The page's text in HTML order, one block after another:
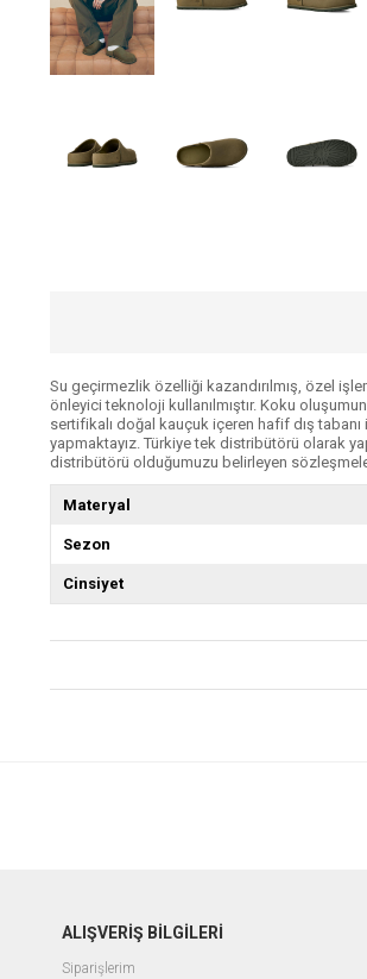
Su geçirmezlik özelliği kazandırılmış, özel
önleyici teknoloji kullanılmıştır. Koku
sertifikalı doğal kauçuk içeren hafif dış tabanı
yapmaktayız. Türkiye tek distribütörü olarak
distribütörü olduğumuzu belirleyen
Materyal
Sezon
Cinsiyet
ALIŞVERİŞ BİLGİLERİ
Siparişlerim